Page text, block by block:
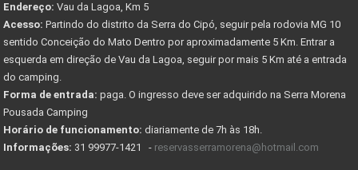
Endereço: Vau da Lagoa, Km 5
Acesso: Partindo do distrito da Serra do Cipó, seguir pela rodovia MG 10
sentido Conceição do Mato Dentro por aproximadamente 5 Km. Entrar a
esquerda em direção de Vau da Lagoa, seguir por mais 5 Km até a entrada
do camping.
Forma de entrada: paga. O ingresso deve ser adquirido na Serra Morena
Pousada Camping
Horário de funcionamento: diariamente de 7h às 18h.
Informações: 31 99977-1421 - reservasserramorena@hotmail.com